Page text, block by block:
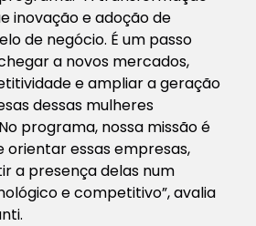
inovação e adoção de
de negócio. É um passo
a novos mercados,
e ampliar a geração
dessas mulheres
programa, nossa missão é
essas empresas,
a presença delas num
e competitivo”, avalia